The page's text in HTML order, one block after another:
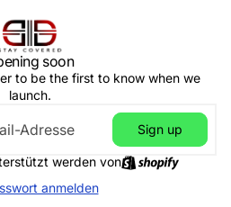
soon
to be the first to know when we
launch.
Sign up
werden von
anmelden